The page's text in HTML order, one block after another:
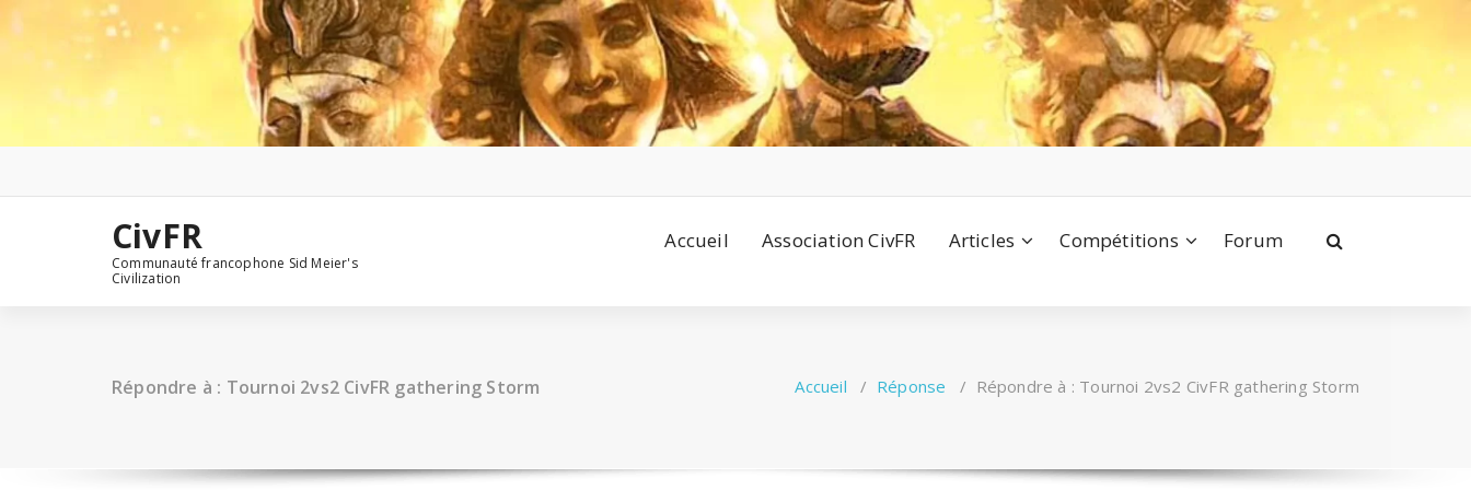
Aller
au
contenu
CivFR
Communauté francophone Sid Meier's
Civilization
Accueil Association CivFR Articles Compétitions Forum
Répondre à : Tournoi 2vs2 CivFR gathering Storm Accueil / Réponse / Répondre à : Tournoi 2vs2 CivFR gathering Storm